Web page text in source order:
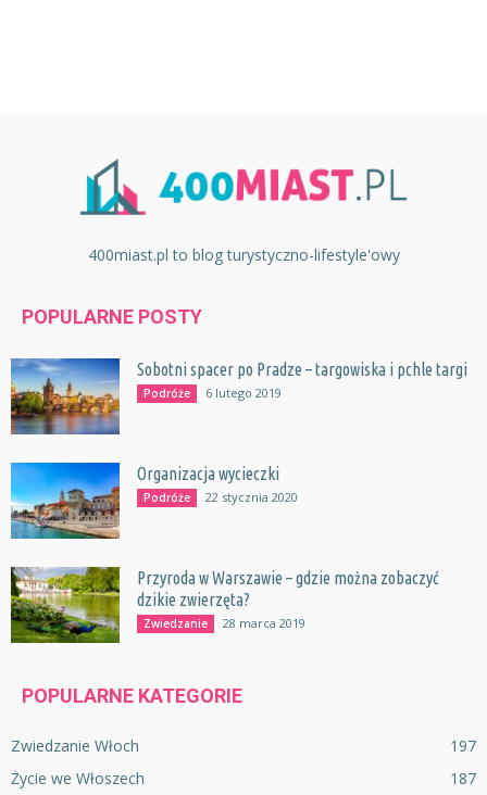
400miast.pl to blog turystyczno-lifestyle'owy
POPULARNE POSTY
Sobotni spacer po Pradze – targowiska i pchle targi
Podróże 6 lutego 2019
Organizacja wycieczki
Podróże 22 stycznia 2020
Przyroda w Warszawie – gdzie można zobaczyć
dzikie zwierzęta?
Zwiedzanie 28 marca 2019
POPULARNE KATEGORIE
Zwiedzanie Włoch
197
Życie we Włoszech
187